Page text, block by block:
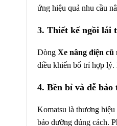
ứng hiệu quả nhu cầu
3. Thiết kế ngồi lái
Dòng Xe nâng điện cũ
điều khiển bố trí hợp lý.
4. Bền bỉ và dễ bảo
Komatsu là thương
bảo dưỡng đúng cách.